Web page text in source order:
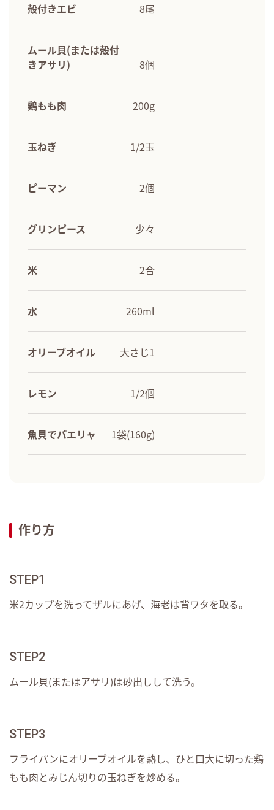
殻付きエビ 8尾
ムール貝(または殻付
きアサリ)
8個
鶏もも肉 200g
玉ねぎ 1/2玉
ピーマン 2個
グリンピース 少々
米 2合
水 260ml
オリーブオイル 大さじ1
レモン 1/2個
魚貝でパエリャ 1袋(160g)
作り方
STEP1
米2カップを洗ってザルにあげ、海老は背ワタを取る。
STEP2
ムール貝(またはアサリ)は砂出しして洗う。
STEP3
フライパンにオリーブオイルを熱し、ひと口大に切った鶏
もも肉とみじん切りの玉ねぎを炒める。